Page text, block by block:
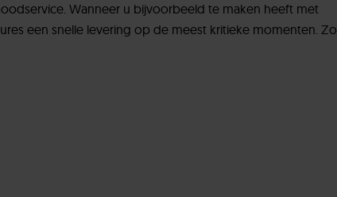
Wanneer u bijvoorbeeld te maken heeft met
een snelle levering op de meest kritieke momenten. Zo